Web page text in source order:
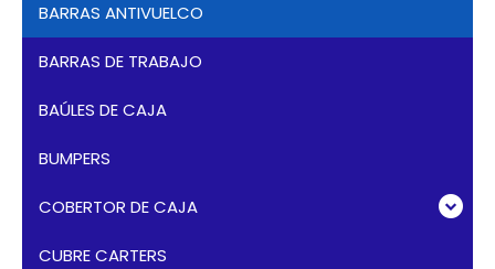
BARRAS ANTIVUELCO
BARRAS DE TRABAJO
BAÚLES DE CAJA
BUMPERS
COBERTOR DE CAJA
CUBRE CARTERS